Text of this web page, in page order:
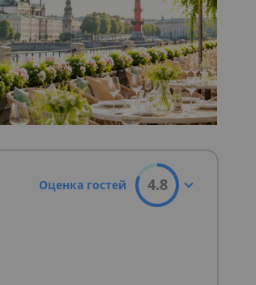
Оценка гостей 4.8